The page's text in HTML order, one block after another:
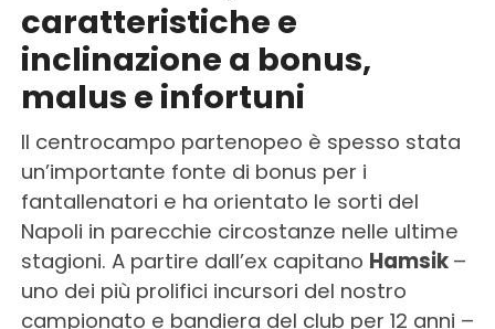
caratteristiche e
inclinazione a bonus,
malus e infortuni
Il centrocampo partenopeo è spesso stata
un’importante fonte di bonus per i
fantallenatori e ha orientato le sorti del
Napoli in parecchie circostanze nelle ultime
stagioni. A partire dall’ex capitano Hamsik –
uno dei più prolifici incursori del nostro
campionato e bandiera del club per 12 anni –